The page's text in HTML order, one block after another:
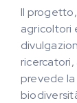
Il
agricoltori
ricercatori,
prevede la